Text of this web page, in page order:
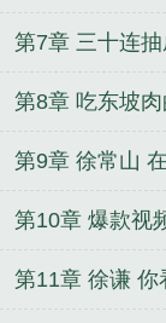
第7章 三十连
第8章 吃东坡
第9章 徐常山
子
第10章 爆款视
第11章 徐谦 你